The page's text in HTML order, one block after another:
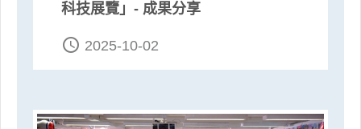
科技展覽」- 成果分享
access_time 2025-10-02